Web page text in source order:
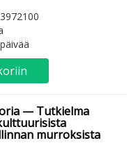
— Tutkielma
murroksista